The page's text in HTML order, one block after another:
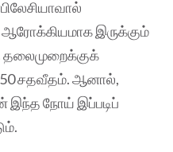
இருக்கும்
50 சதவீதம். ஆனால்,
இந்த நோய் இப்படிப்